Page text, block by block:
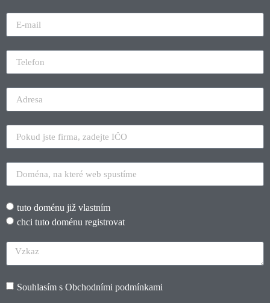
tuto doménu již vlastním
chci tuto doménu registrovat
Souhlasím s Obchodními podmínkami